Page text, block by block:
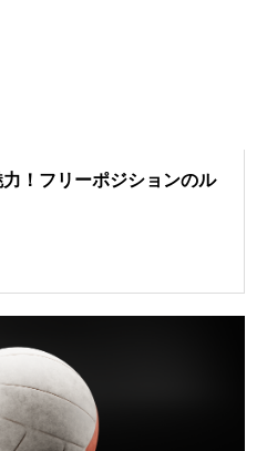
！フリーポジションのル